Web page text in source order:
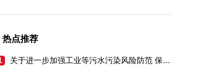
热点推荐
关于进一步加强工业等污水污染风险防范 保障农业灌溉用水安全的通知